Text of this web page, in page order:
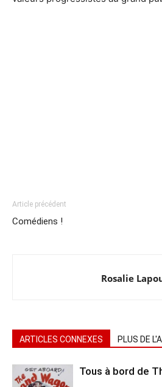
Article précédent
Comédiens !
Rosalie
ARTICLES CONNEXES PLUS DE
Tous à bord de